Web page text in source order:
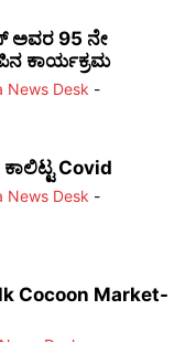
ಅವರ 95 ನೇ
ಕಾರ್ಯಕ್ರಮ
News Desk -
ಕಾಲಿಟ್ಟ Covid
News Desk -
Cocoon Market-